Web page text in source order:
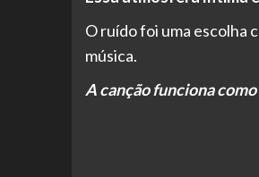
O ruído foi uma escolha
música.
A canção funciona